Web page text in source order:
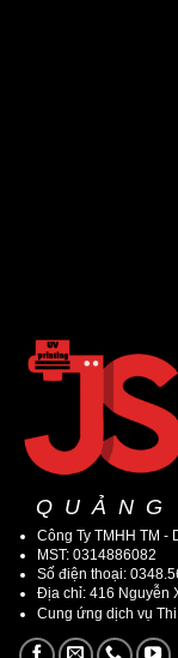
Công Ty TMHH TM -
MST: 0314886082
Số điện thoại:
Địa chỉ: 416 Nguyễn
Cung ứng dịch vụ